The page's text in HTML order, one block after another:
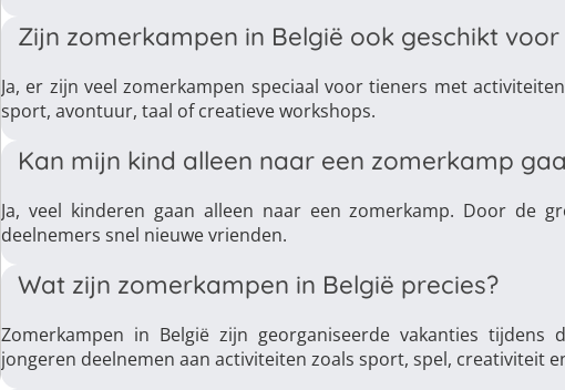
Zijn zomerkampen in België ook geschikt voor
Ja, er zijn veel zomerkampen speciaal voor tieners met
sport, avontuur, taal of creatieve workshops.
Kan mijn kind alleen naar een zomerkamp
Ja, veel kinderen gaan alleen naar een zomerkamp. Door de
deelnemers snel nieuwe vrienden.
Wat zijn zomerkampen in België precies?
Zomerkampen in België zijn georganiseerde vakanties tijdens
jongeren deelnemen aan activiteiten zoals sport, spel, creativiteit